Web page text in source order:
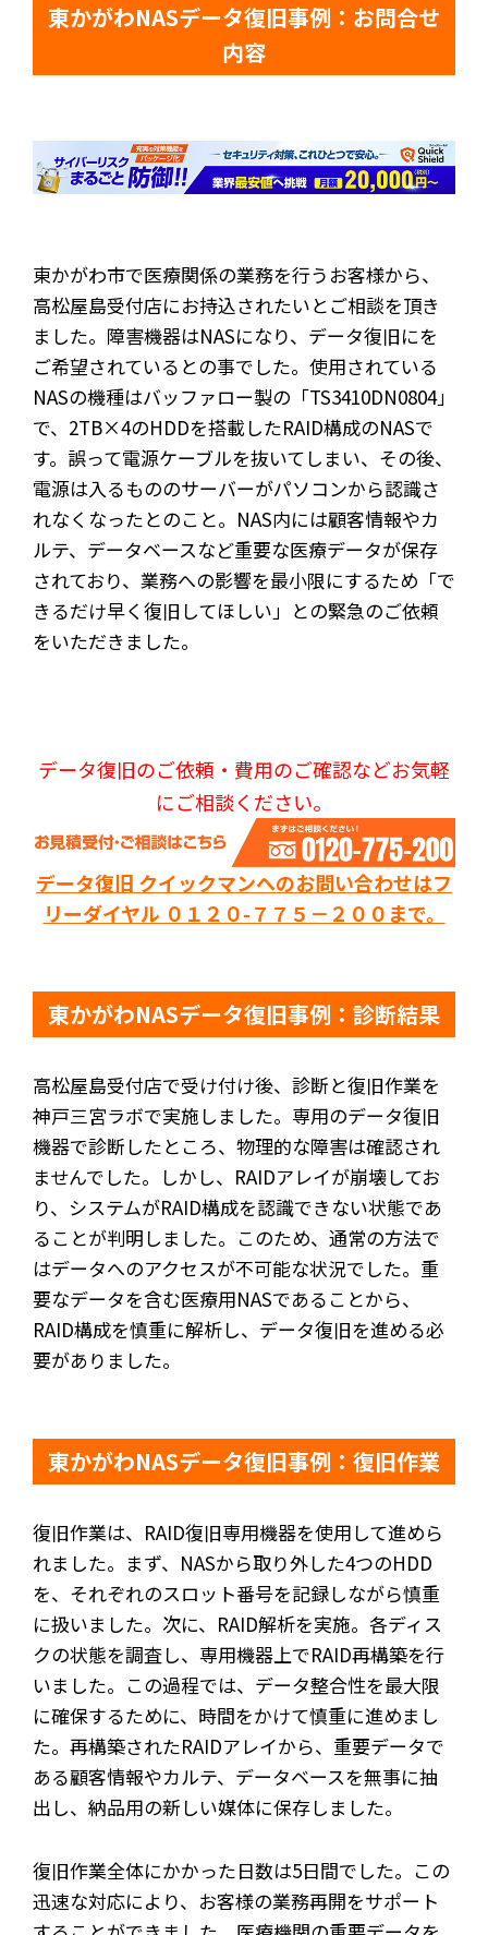
東かがわNASデータ復旧事例：お問合せ
内容
東かがわ市で医療関係の業務を行うお客様から、
高松屋島受付店にお持込されたいとご相談を頂き
ました。障害機器はNASになり、データ復旧にを
ご希望されているとの事でした。使用されている
NASの機種はバッファロー製の「TS3410DN0804」
で、2TB×4のHDDを搭載したRAID構成のNASで
す。誤って電源ケーブルを抜いてしまい、その後、
電源は入るもののサーバーがパソコンから認識さ
れなくなったとのこと。NAS内には顧客情報やカ
ルテ、データベースなど重要な医療データが保存
されており、業務への影響を最小限にするため「で
きるだけ早く復旧してほしい」との緊急のご依頼
をいただきました。
データ復旧のご依頼・費用のご確認などお気軽
にご相談ください。
データ復旧 クイックマンへのお問い合わせはフ
リーダイヤル ０１２０-７７５－２００まで。
東かがわNASデータ復旧事例：診断結果
高松屋島受付店で受け付け後、診断と復旧作業を
神戸三宮ラボで実施しました。専用のデータ復旧
機器で診断したところ、物理的な障害は確認され
ませんでした。しかし、RAIDアレイが崩壊してお
り、システムがRAID構成を認識できない状態であ
ることが判明しました。このため、通常の方法で
はデータへのアクセスが不可能な状況でした。重
要なデータを含む医療用NASであることから、
RAID構成を慎重に解析し、データ復旧を進める必
要がありました。
東かがわNASデータ復旧事例：復旧作業
復旧作業は、RAID復旧専用機器を使用して進めら
れました。まず、NASから取り外した4つのHDD
を、それぞれのスロット番号を記録しながら慎重
に扱いました。次に、RAID解析を実施。各ディス
クの状態を調査し、専用機器上でRAID再構築を行
いました。この過程では、データ整合性を最大限
に確保するために、時間をかけて慎重に進めまし
た。再構築されたRAIDアレイから、重要データで
ある顧客情報やカルテ、データベースを無事に抽
出し、納品用の新しい媒体に保存しました。
復旧作業全体にかかった日数は5日間でした。この
迅速な対応により、お客様の業務再開をサポート